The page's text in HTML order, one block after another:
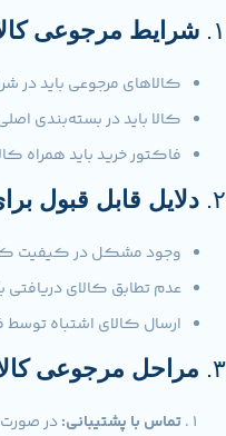
۱. شرایط مرجوعی
کالاهای مرجوعی باید در
کالا باید در بسته‌بندی
فاکتور خرید باید همراه
۲. دلایل قابل قبول
وجود مشکل در کیفیت
عدم تطابق کالای
ارسال کالای اشتباه توسط
۳. مراحل مرجوعی
تماس با پشتیبانی:در